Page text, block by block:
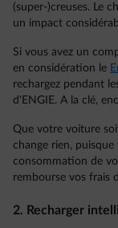
(super-)creuses. Le
un impact
Si vous avez un
en considération le
rechargez pendant
d'ENGIE. A la clé,
Que votre voiture
change rien, puisque
consommation de
rembourse vos frais
2. Recharger